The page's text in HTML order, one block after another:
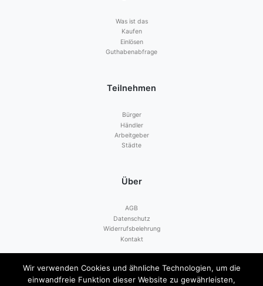
Was ist das
Kaufen
Einlösen
Guthabenabfrage
Teilnehmen
Bürger
Händler
Arbeitgeber
Städte
Über
AGB
Datenschutz
Widerrufsbelehrung
Kontakt
Zahlen mit
Wir verwenden Cookies und ähnliche Technologien, um die
einwandfreie Funktion dieser Website zu gewährleisten,